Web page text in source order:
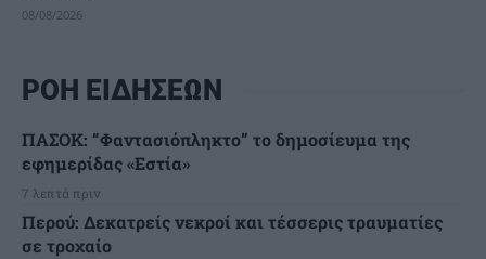
08/08/2026
ΡΟΗ ΕΙΔΗΣΕΩΝ
ΠΑΣΟΚ: “Φαντασιόπληκτο” το δημοσίευμα της
εφημερίδας «Εστία»
7 λεπτά πριν
Περού: Δεκατρείς νεκροί και τέσσερις τραυματίες
σε τροχαίο